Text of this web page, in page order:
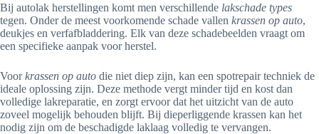
Bij autolak herstellingen komt men verschillende lakschade types
tegen. Onder de meest voorkomende schade vallen krassen op auto,
deukjes en verfafbladdering. Elk van deze schadebeelden vraagt om
een specifieke aanpak voor herstel.
Voorkrassen op auto die niet diep zijn, kan een spotrepair techniek de
ideale oplossing zijn. Deze methode vergt minder tijd en kost dan
volledige lakreparatie, en zorgt ervoor dat het uitzicht van de auto
zoveel mogelijk behouden blijft. Bij dieperliggende krassen kan het
nodig zijn om de beschadigde laklaag volledig te vervangen.